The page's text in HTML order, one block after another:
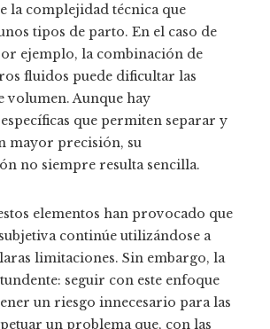
la complejidad técnica que
tipos de parto. En el caso de
ejemplo, la combinación de
fluidos puede dificultar las
volumen. Aunque hay
que permiten separar y
mayor precisión, su
no siempre resulta sencilla.
elementos han provocado que
continúe utilizándose a
limitaciones. Sin embargo, la
seguir con este enfoque
un riesgo innecesario para las
un problema que, con las